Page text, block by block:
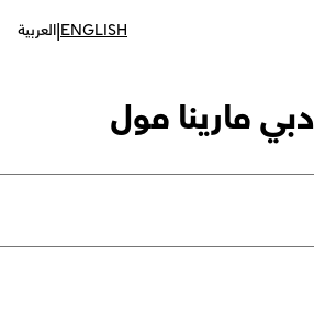
ENGLISH
|العربية
مارينا مول